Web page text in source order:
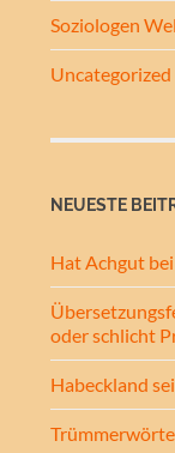
Soziologen
Uncategorized
NEUESTE
Hat Achgut
oder schlicht
Habeckland